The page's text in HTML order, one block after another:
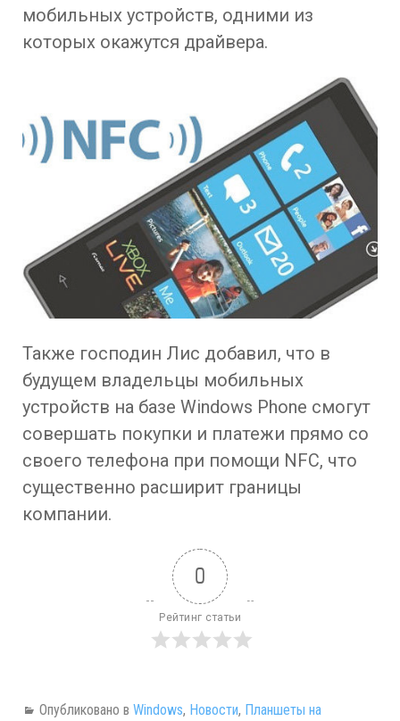
мобильных устройств, одними из
которых окажутся драйвера.
Также господин Лис добавил, что в
будущем владельцы мобильных
устройств на базе Windows Phone смогут
совершать покупки и платежи прямо со
своего телефона при помощи NFC, что
существенно расширит границы
компании.
0
Рейтинг статьи
Опубликовано в Windows, Новости, Планшеты на